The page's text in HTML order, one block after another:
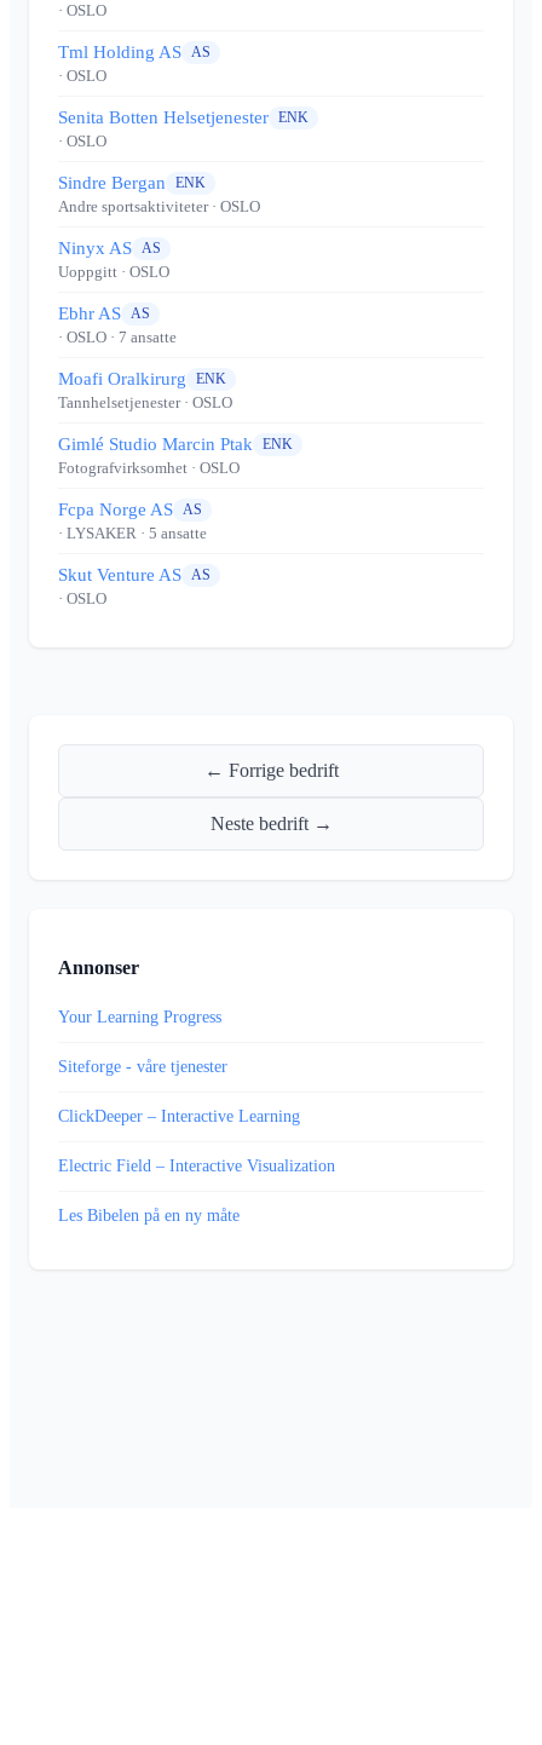
· OSLO
Tml Holding AS AS
· OSLO
Senita Botten Helsetjenester ENK
· OSLO
Sindre Bergan ENK
Andre sportsaktiviteter· OSLO
Ninyx AS AS
Uoppgitt · OSLO
Ebhr AS AS
· OSLO · 7 ansatte
Moafi Oralkirurg ENK
Tannhelsetjenester· OSLO
Gimlé Studio Marcin Ptak ENK
Fotografvirksomhet · OSLO
Fcpa Norge AS AS
· LYSAKER · 5 ansatte
Skut Venture AS AS
· OSLO
← Forrige bedrift
Neste bedrift →
Annonser
Your Learning Progress
Siteforge - våre tjenester
ClickDeeper – Interactive Learning
Electric Field – Interactive Visualization
Les Bibelen på en ny måte